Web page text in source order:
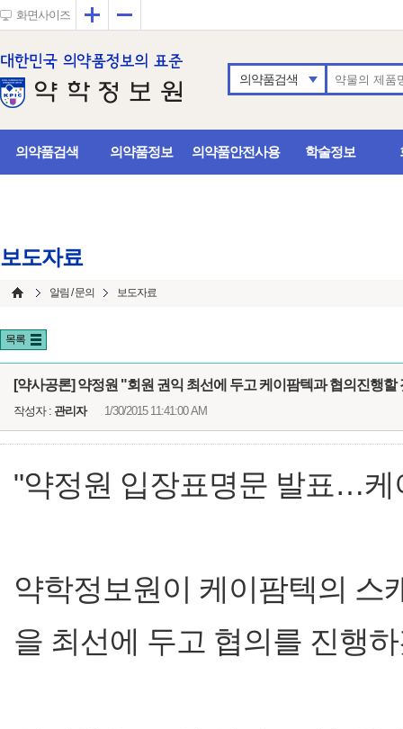
화면사이즈 확대
의약품검색
의약품검색 의약품정보 의약품안전사용 학술정보
보도자료
알림 / 문의 보도자료
목록
[약사공론] 약정원 "회원 권익 최선에 두고 케이팜텍과 협의진행할
작성자 : 관리자 1/30/2015 11:41:00 AM
"약정원 입장표명문 발표…케
약학정보원이 케이팜텍의 스
을 최선에 두고 협의를 진행